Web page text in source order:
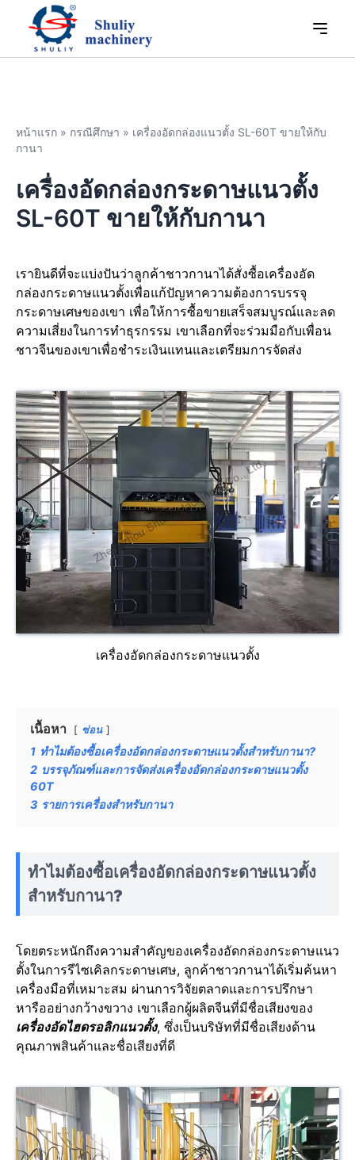
หน้าแรก » กรณีศึกษา » เครื่องอัดกล่องแนวตั้ง SL-60T ขายให้กับ
กานา
เครื่องอัดกล่องกระดาษแนวตั้ง
SL-60T ขายให้กับกานา
เรายินดีที่จะแบ่งปันว่าลูกค้าชาวกานาได้สั่งซื้อเครื่องอัด
กล่องกระดาษแนวตั้งเพื่อแก้ปัญหาความต้องการบรรจุ
กระดาษเศษของเขา เพื่อให้การซื้อขายเสร็จสมบูรณ์และลด
ความเสี่ยงในการทำธุรกรรม เขาเลือกที่จะร่วมมือกับเพื่อน
ชาวจีนของเขาเพื่อชำระเงินแทนและเตรียมการจัดส่ง
เครื่องอัดกล่องกระดาษแนวตั้ง
เนื้อหา ซ่อน
1 ทำไมต้องซื้อเครื่องอัดกล่องกระดาษแนวตั้งสำหรับกานา?
2 บรรจุภัณฑ์และการจัดส่งเครื่องอัดกล่องกระดาษแนวตั้ง
60T
3 รายการเครื่องสำหรับกานา
ทำไมต้องซื้อเครื่องอัดกล่องกระดาษแนวตั้ง
สำหรับกานา?
โดยตระหนักถึงความสำคัญของเครื่องอัดกล่องกระดาษแนว
ตั้งในการรีไซเคิลกระดาษเศษ, ลูกค้าชาวกานาได้เริ่มค้นหา
เครื่องมือที่เหมาะสม ผ่านการวิจัยตลาดและการปรึกษา
หารืออย่างกว้างขวาง เขาเลือกผู้ผลิตจีนที่มีชื่อเสียงของ
เครื่องอัดไฮดรอลิกแนวตั้ง, ซึ่งเป็นบริษัทที่มีชื่อเสียงด้าน
คุณภาพสินค้าและชื่อเสียงที่ดี